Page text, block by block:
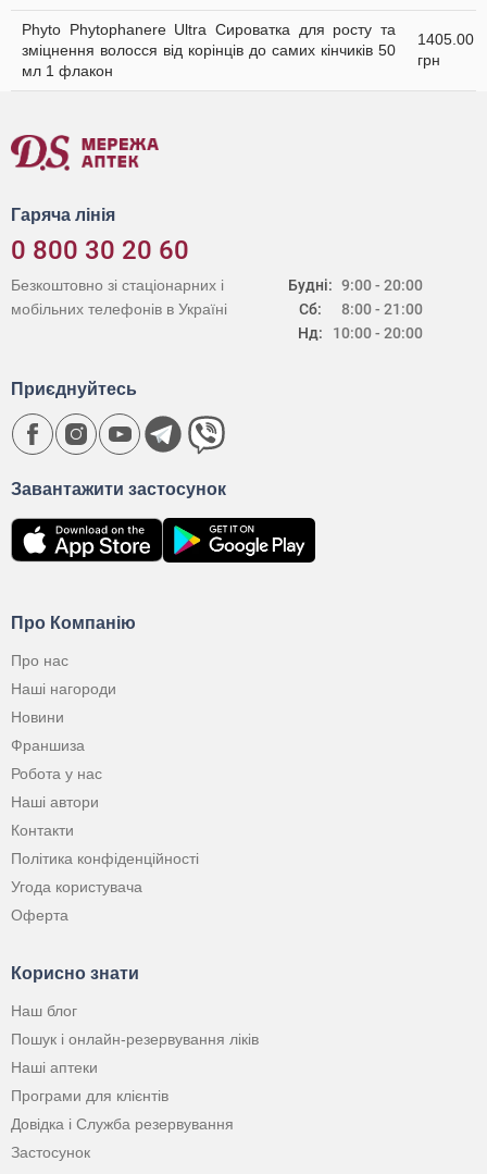
Phyto Phytophanere Ultra Сироватка для росту та
зміцнення волосся від корінців до самих кінчиків 50
мл 1 флакон
1405.00
грн
Гаряча лінія
0 800 30 20 60
Будні:
Сб:
Нд:
9:00 - 20:00
8:00 - 21:00
10:00 - 20:00
Безкоштовно зі стаціонарних і
мобільних телефонів в Україні
Про Компанію
Про нас
Наші нагороди
Новини
Франшиза
Робота у нас
Наші автори
Контакти
Політика конфіденційності
Угода користувача
Оферта
Корисно знати
Наш блог
Пошук і онлайн-резервування ліків
Наші аптеки
Програми для клієнтів
Довідка і Служба резервування
Застосунок
Завантажити застосунок
Приєднуйтесь